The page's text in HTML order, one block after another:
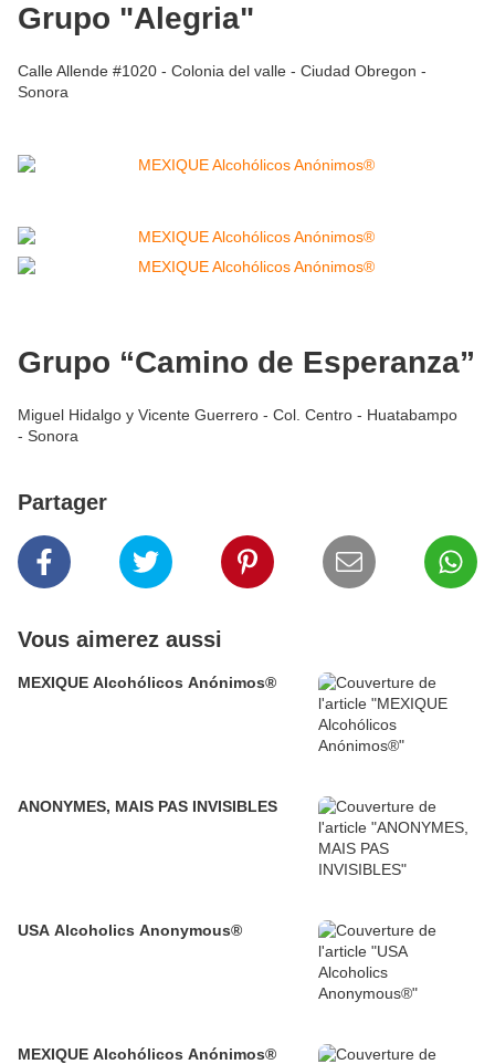
Grupo "Alegria"
Calle Allende #1020 - Colonia del valle - Ciudad Obregon -
Sonora
Grupo “Camino de Esperanza”
Miguel Hidalgo y Vicente Guerrero - Col. Centro - Huatabampo
- Sonora
Partager
Vous aimerez aussi
MEXIQUE Alcohólicos Anónimos®
ANONYMES, MAIS PAS INVISIBLES
USA Alcoholics Anonymous®
MEXIQUE Alcohólicos Anónimos®